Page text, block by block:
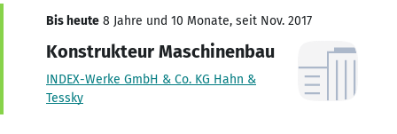
Bis heute 8 Jahre und 10 Monate, seit Nov. 2017
Konstrukteur Maschinenbau
INDEX-Werke GmbH & Co. KG Hahn &
Tessky